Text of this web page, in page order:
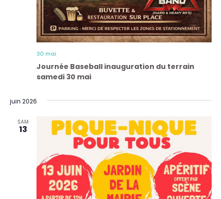
Journée Baseball inauguration du terrain
samedi 30 mai
30 mai
juin 2026
SAM
13